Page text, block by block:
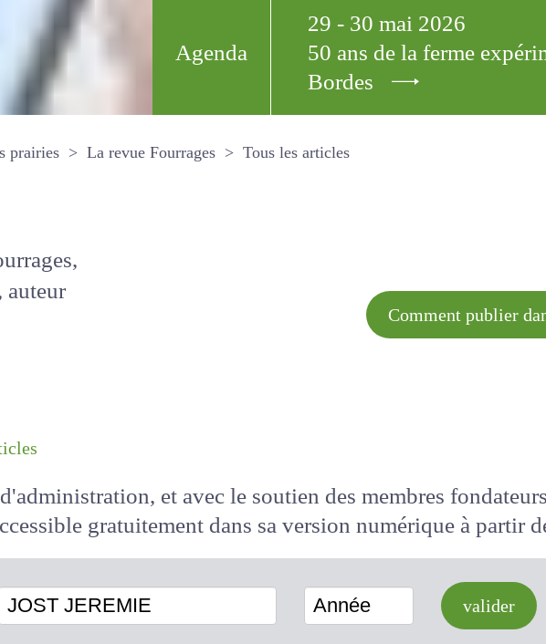
Agenda
29 - 30 mai 2026
50 ans de la ferme
Bordes
et les prairies La revue Fourrages Tous les articles
par
Comment publier
et avec le soutien des membres
accessiblegratuitementdans sa version numériqueà
JOST JEREMIE Année valider